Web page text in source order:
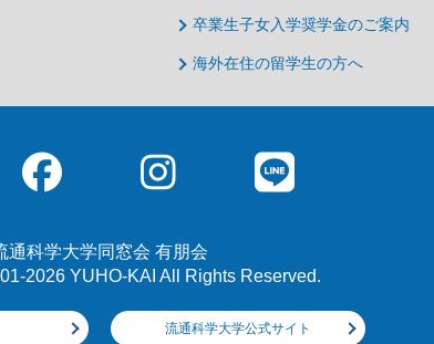
卒業生子女入学奨学金のご案内
海外在住の留学生の方へ
通科学大学同窓会 有朋会
2026 YUHO-KAI All Rights Reserved.
流通科学大学公式サイト